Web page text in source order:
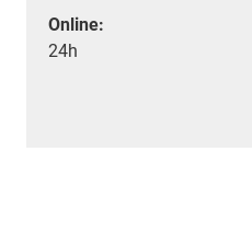
Online:
24h